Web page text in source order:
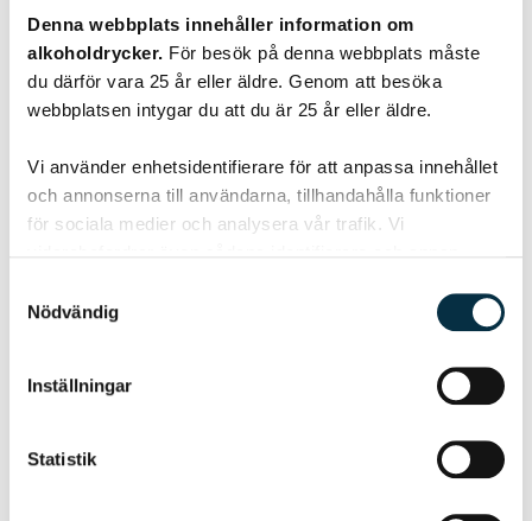
Denna webbplats innehåller information om
alkoholdrycker. För besök på denna webbplats måste
du därför vara 25 år eller äldre. Genom att besöka
webbplatsen intygar du att du är 25 år eller äldre.
Vi använder enhetsidentifierare för att anpassa innehållet
och annonserna till användarna, tillhandahålla funktioner
för sociala medier och analysera vår trafik. Vi
annons- och analysföretag som vi samarbetar med.
Dessa kan i sin tur kombinera informationen med annan
information som du har tillhandahållit eller som de har
samlat in när du har använt deras tjänster.
Nödvändig
Inställningar
Statistik
Symöteslåda
Åsas variant med ”lätta” produkter kan ändras till ”tyngre”